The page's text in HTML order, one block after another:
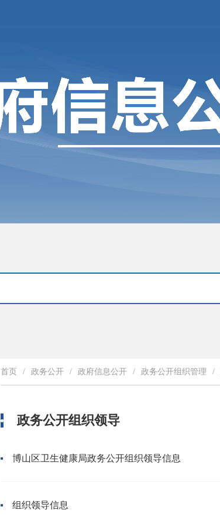
首页 / 政务公开 / 政府信息公开 / 政务公开组织管理 /
政务公开组织领导
博山区卫生健康局政务公开组织领导信息
组织领导信息